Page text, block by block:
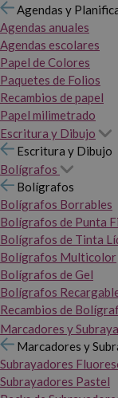
Agendas y
Agendas anuales
Agendas escolares
Papel de Colores
Paquetes de Folios
Recambios de papel
Papel milimetrado
Escritura y Dibujo
Escritura y Dibujo
Bolígrafos
Bolígrafos
Bolígrafos Borrables
Bolígrafos de Punta
Bolígrafos de Tinta
Bolígrafos Multicolor
Bolígrafos de Gel
Bolígrafos
Recambios de
Marcadores y
Marcadores y
Subrayadores
Subrayadores Pastel